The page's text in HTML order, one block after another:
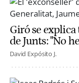
Giró se
de Junts: "No
David Expósito J.